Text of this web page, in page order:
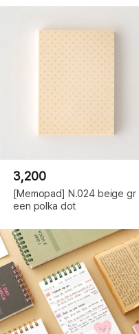
3,200
[Memopad] N.024 beige gr
een polka dot